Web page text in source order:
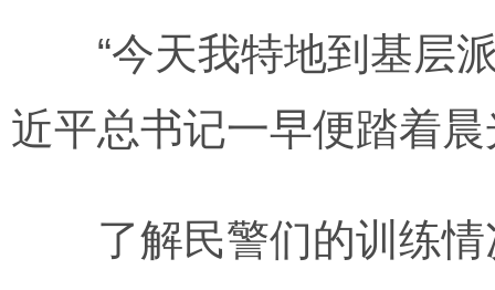
“今天我特地到基层派
近平总书记一早便踏着
了解民警们的训练情